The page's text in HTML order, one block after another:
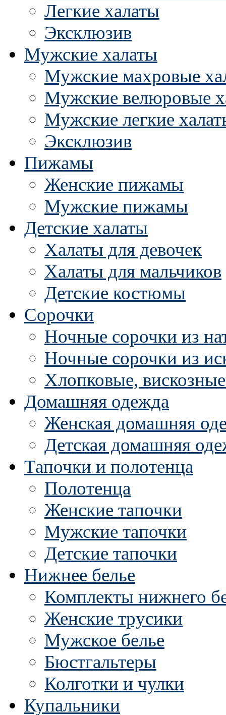
Легкие халаты
Эксклюзив
Мужские халаты
Мужские махровые
Мужские велюровые
Мужские легкие
Эксклюзив
Пижамы
Женские пижамы
Мужские пижамы
Детские халаты
Халаты для девочек
Халаты для мальчиков
Детские костюмы
Сорочки
Ночные сорочки из
Ночные сорочки из
Хлопковые,
Домашняя одежда
Женская домашняя
Детская домашняя
Тапочки и полотенца
Полотенца
Женские тапочки
Мужские тапочки
Детские тапочки
Нижнее белье
Комплекты нижнего
Женские трусики
Мужское белье
Бюстгальтеры
Колготки и чулки
Купальники